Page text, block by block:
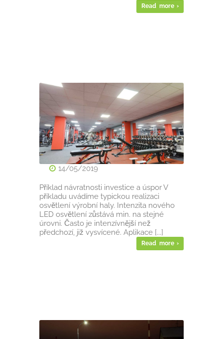
Read more ›
14/05/2019
Příklad návratnosti investice a úspor V
příkladu uvádíme typickou realizaci
osvětlení výrobní haly. Intenzita nového
LED osvětlení zůstává min. na stejné
úrovni. Často je intenzívnější než
předchozí, již vysvícené. Aplikace [...]
Read more ›